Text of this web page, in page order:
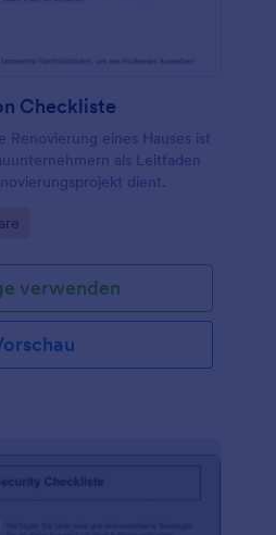
Checkliste
Renovierung eines Hauses ist
als Leitfaden
dient.
verwenden